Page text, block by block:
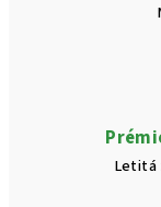
Letitá